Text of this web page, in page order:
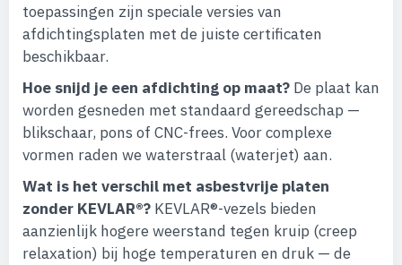
toepassingen zijn speciale versies van
afdichtingsplaten met de juiste certificaten
beschikbaar.
Hoe snijd je een afdichting op maat? De plaat kan
worden gesneden met standaard gereedschap —
blikschaar, pons of CNC-frees. Voor complexe
vormen raden we waterstraal (waterjet) aan.
Wat is het verschil met asbestvrije platen
zonder KEVLAR®? KEVLAR®-vezels bieden
aanzienlijk hogere weerstand tegen kruip (creep
relaxation) bij hoge temperaturen en druk — de